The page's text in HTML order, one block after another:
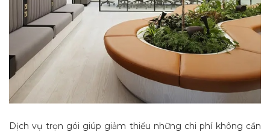
Dịch vụ trọn gói giúp giảm thiểu những chi phí không cần